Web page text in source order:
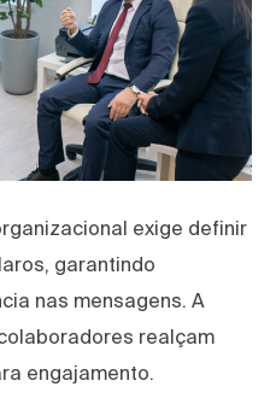
exige definir
garantindo
nas mensagens. A
realçam
engajamento.